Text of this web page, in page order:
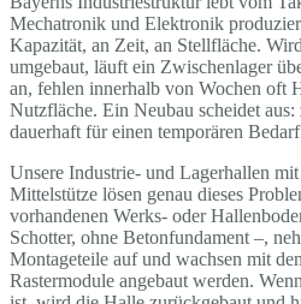
Mechatronik und Elektronik
Kapazität, an Zeit, an Stellfläche.
umgebaut, läuft ein Zwischenlager
an, fehlen innerhalb von Wochen oft
Nutzfläche. Ein Neubau scheidet aus:
dauerhaft für einen temporären
Unsere Industrie- und Lagerhallen
Mittelstütze lösen genau dieses
vorhandenen Werks- oder
Schotter, ohne Betonfundament –,
Montageteile auf und wachsen mit
Rastermodule angebaut werden.